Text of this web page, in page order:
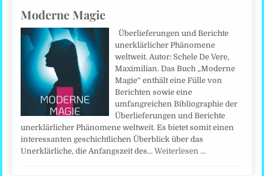
Moderne Magie
Überlieferungen und Berichte
unerklärlicher Phänomene
weltweit. Autor: Schele De Vere,
Maximilian. Das Buch „Moderne
Magie“ enthält eine Fülle von
Berichten sowie eine
umfangreichen Bibliographie der
Überlieferungen und Berichte
unerklärlicher Phänomene weltweit. Es bietet somit einen
interessanten geschichtlichen Überblick über das
Unerklärliche, die Anfangszeit des…Weiterlesen …